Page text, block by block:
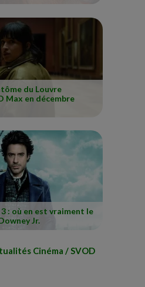
du Louvre
Max en décembre
: où en est vraiment le
Jr.
Cinéma / SVOD